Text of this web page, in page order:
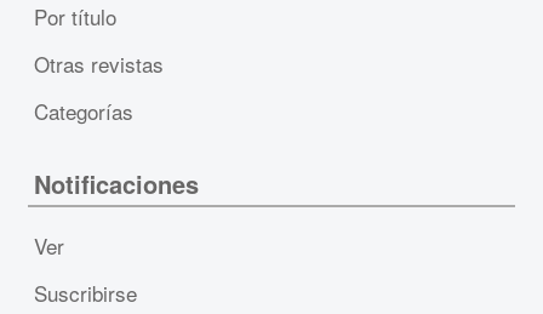
Por título
Otras revistas
Categorías
Notificaciones
Ver
Suscribirse